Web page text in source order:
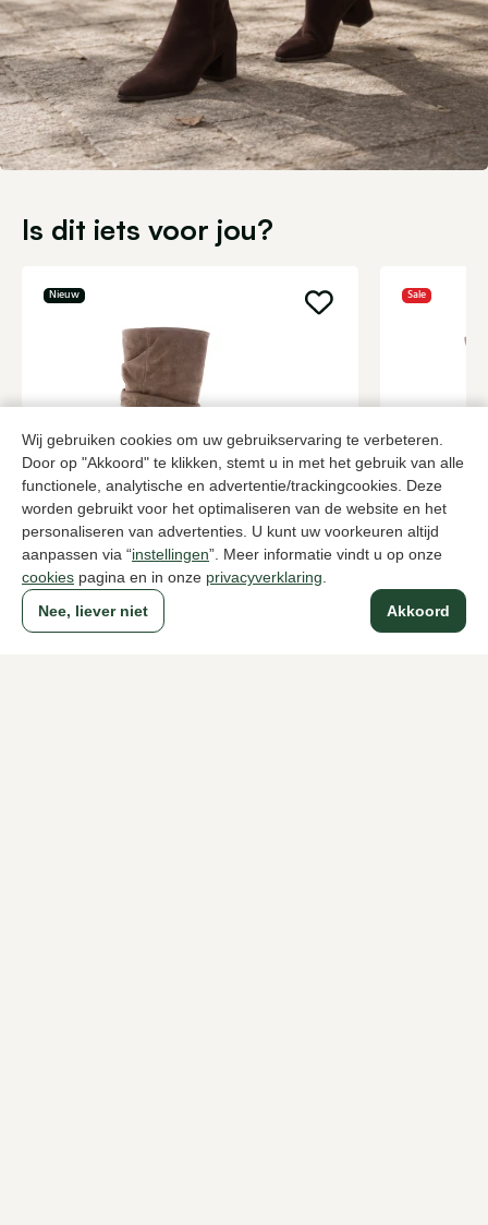
Wij gebruiken cookies om uw gebruikservaring te verbeteren.
Door op "Akkoord" te klikken, stemt u in met het gebruik van alle
functionele, analytische en advertentie/trackingcookies. Deze
worden gebruikt voor het optimaliseren van de website en het
personaliseren van advertenties. U kunt uw voorkeuren altijd
aanpassen via “instellingen”. Meer informatie vindt u op onze
cookies pagina en in onze privacyverklaring
Akkoord
Nee, liever niet
Is dit iets voor jou?
Nieuw
Via Vai
Bruine enkellaarzen dames
219,95
Sale
Angel
Taupe
149,95